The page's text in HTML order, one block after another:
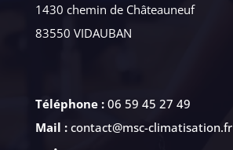
1430 chemin de Châteauneuf
83550 VIDAUBAN
Téléphone : 06 59 45 27 49
Mail :contact@msc-climatisation.fr